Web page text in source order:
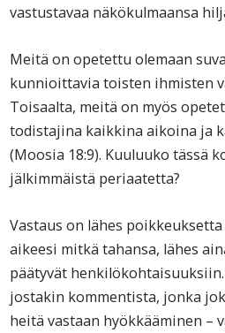
vastustavaa näkökulmaansa
Meitä on opetettu olemaan
kunnioittavia toisten ihmisten
Toisaalta, meitä on myös
todistajina kaikkina aikoina ja
(Moosia 18:9). Kuuluuko tässä
jälkimmäistä periaatetta?
Vastaus on lähes poikkeuksetta
aikeesi mitkä tahansa, lähes
päätyvät
jostakin kommentista, jonka
heitä vastaan hyökkääminen –